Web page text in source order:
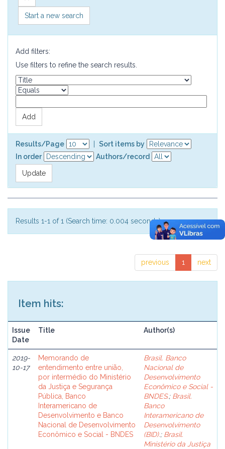
Start a new search
Add filters:
Use filters to refine the search results.
Results/Page
Sort items by
In order
Authors/record
Results 1-1 of 1 (Search time: 0.004 seconds).
previous 1 next
Item hits:
Issue
Date
Title Author(s)
2019-
10-17
Memorando de
entendimento entre união,
por intermédio do Ministério
da Justiça e Segurança
Pública, Banco
Interamericano de
Desenvolvimento e Banco
Nacional de Desenvolvimento
Econômico e Social - BNDES
Brasil. Banco
Nacional de
Desenvolvimento
Econômico e Social -
BNDES.; Brasil.
Banco
Interamericano de
Desenvolvimento
(BID).; Brasil.
Ministério da Justiça